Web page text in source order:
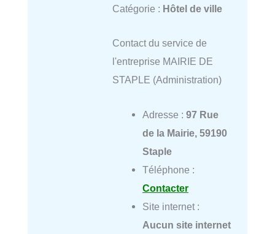
Catégorie : Hôtel de ville
Contact du service de
l'entreprise MAIRIE DE
STAPLE (Administration)
Adresse : 97 Rue
de la Mairie, 59190
Staple
Téléphone :
Contacter
Site internet :
Aucun site internet